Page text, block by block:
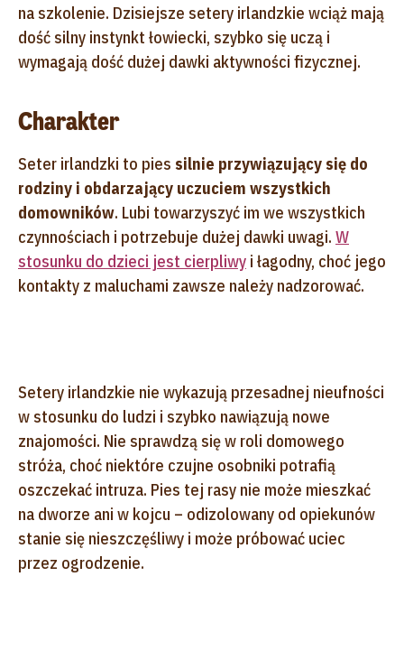
na szkolenie. Dzisiejsze setery irlandzkie wciąż mają
dość silny instynkt łowiecki, szybko się uczą i
wymagają dość dużej dawki aktywności fizycznej.
Charakter
Seter irlandzki to pies silnie przywiązujący się do
rodziny i obdarzający uczuciem wszystkich
domowników. Lubi towarzyszyć im we wszystkich
czynnościach i potrzebuje dużej dawki uwagi. W
stosunku do dzieci jest cierpliwy i łagodny, choć jego
kontakty z maluchami zawsze należy nadzorować.
Setery irlandzkie nie wykazują przesadnej nieufności
w stosunku do ludzi i szybko nawiązują nowe
znajomości. Nie sprawdzą się w roli domowego
stróża, choć niektóre czujne osobniki potrafią
oszczekać intruza. Pies tej rasy nie może mieszkać
na dworze ani w kojcu – odizolowany od opiekunów
stanie się nieszczęśliwy i może próbować uciec
przez ogrodzenie.